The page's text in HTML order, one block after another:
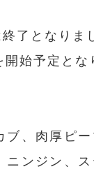
了となりま
始予定とな
、肉厚ピ
ンジン、